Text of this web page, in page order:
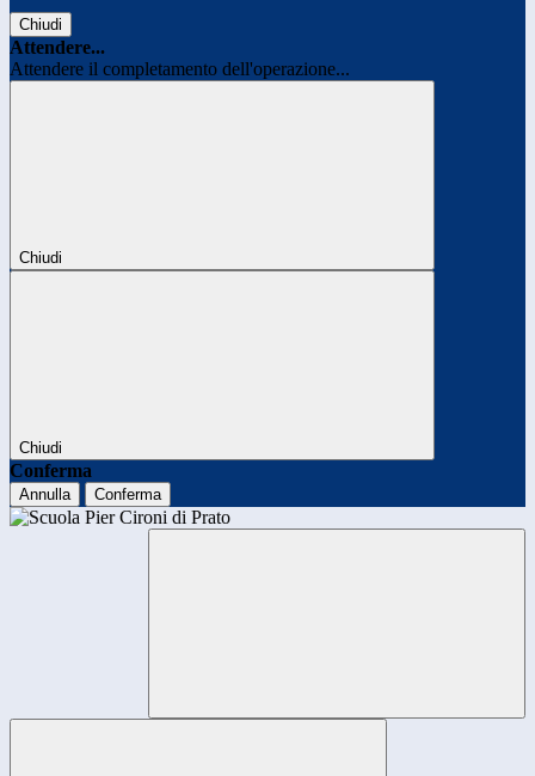
Chiudi
Attendere...
Attendere il completamento dell'operazione...
Chiudi
Chiudi
Conferma
Annulla Conferma